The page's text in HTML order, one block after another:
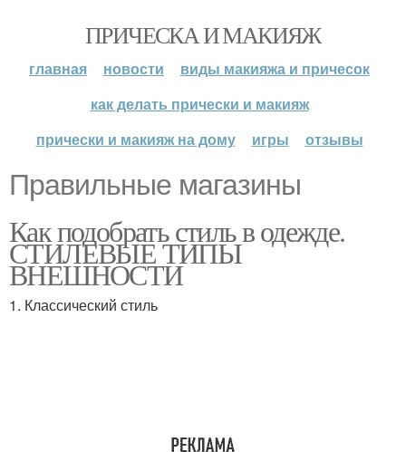
ПРИЧЕСКА И МАКИЯЖ
главная новости
виды макияжа и причесок
как делать прически и макияж
прически и макияж на дому
игры отзывы
Правильные магазины
Как подобрать стиль в одежде.
СТИЛЕВЫЕ ТИПЫ
ВНЕШНОСТИ
1. Классический стиль